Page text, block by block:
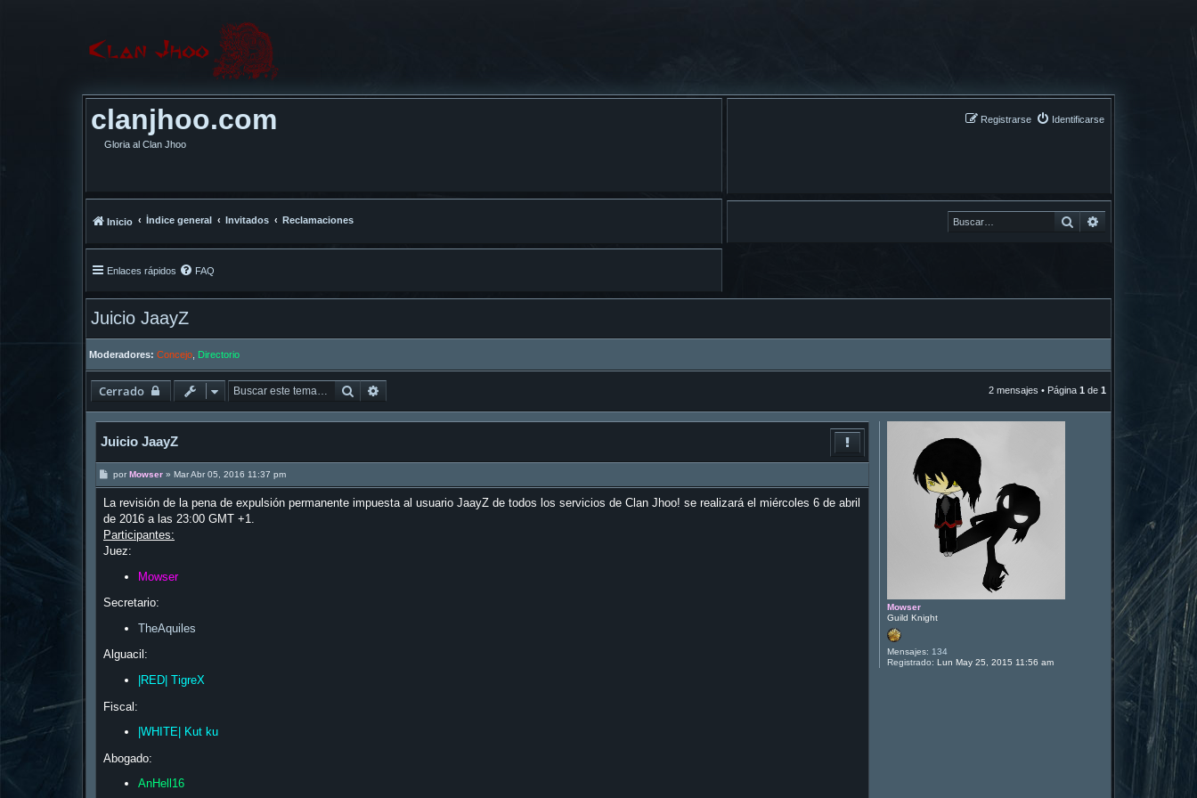
clanjhoo.com
Gloria al Clan Jhoo
Identificarse
Registrarse
Buscar
Inicio Índice general Invitados Reclamaciones
Enlaces rápidos FAQ
Juicio JaayZ
Moderadores: Concejo Directorio
Cerrado Buscar 2 mensajes • Página 1 de 1
Mowser
Guild Knight
Mensajes: 134
Registrado: Lun May 25, 2015 11:56 am
Juicio JaayZ
M
e
s
a
e
por Mowser» Mar Abr 05, 2016 11:37 pm
La revisión de la pena de expulsión permanente impuesta al usuario JaayZ de todos los servicios de Clan Jhoo! se realizará el miércoles 6 de abril
de 2016 a las 23:00 GMT +1.
Participantes:
Juez:
Mowser
Secretario:
TheAquiles
Alguacil:
|RED| TigreX
Fiscal:
|WHITE| Kut ku
Abogado:
AnHell16